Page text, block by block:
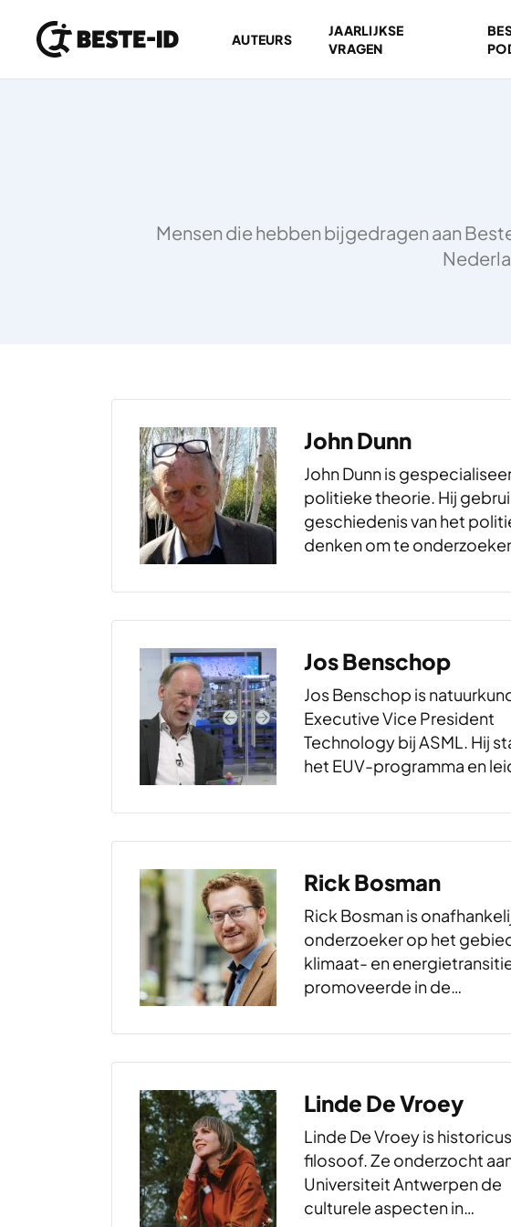
Ga naar inhoud
AUTEURS
JAARLIJKSE
VRAGEN
Mensen die hebben bijgedragen aan
John Dunn
John Dunn is
politieke theorie. Hij
geschiedenis van het
denken om te
meer dan vijftig jaar
Cambridge en heeft zich
Jos Benschop
Jos Benschop is
Executive Vice President
Technology bij ASML. Hij
het EUV-programma en
Rick Bosman
Rick Bosman is
onderzoeker op het
klimaat- en
promoveerde in de
Erasmus Universiteit
Eerder werkte hij bij
Shell en ING, en bij DRIFT aan
vraagstukken rond…
Linde De Vroey
Linde De Vroey is
filosoof. Ze onderzocht
Universiteit Antwerpen de
culturele aspecten in